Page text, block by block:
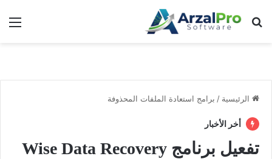
بحث عن
الرئيسية / برامج استعادة الملفات المحذوفة
أخر الأخبار
تفعيل برنامج Wise Data Recovery